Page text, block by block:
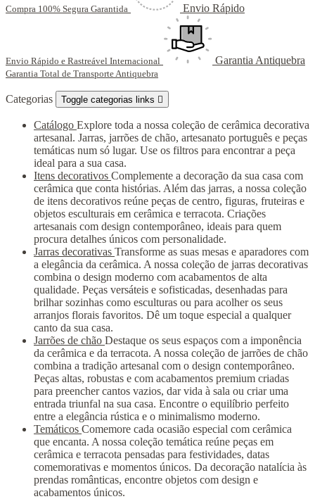
Compra 100% Segura Garantida Envio Rápido
Envio Rápido e Rastreável Internacional Garantia Antiquebra
Garantia Total de Transporte Antiquebra
Categorias Toggle categorias links 
Catálogo Explore toda a nossa coleção de cerâmica decorativa
artesanal. Jarras, jarrões de chão, artesanato português e peças
temáticas num só lugar. Use os filtros para encontrar a peça
ideal para a sua casa.
Itens decorativos Complemente a decoração da sua casa com
cerâmica que conta histórias. Além das jarras, a nossa coleção
de itens decorativos reúne peças de centro, figuras, fruteiras e
objetos esculturais em cerâmica e terracota. Criações
artesanais com design contemporâneo, ideais para quem
procura detalhes únicos com personalidade.
Jarras decorativas Transforme as suas mesas e aparadores com
a elegância da cerâmica. A nossa coleção de jarras decorativas
combina o design moderno com acabamentos de alta
qualidade. Peças versáteis e sofisticadas, desenhadas para
brilhar sozinhas como esculturas ou para acolher os seus
arranjos florais favoritos. Dê um toque especial a qualquer
canto da sua casa.
Jarrões de chão Destaque os seus espaços com a imponência
da cerâmica e da terracota. A nossa coleção de jarrões de chão
combina a tradição artesanal com o design contemporâneo.
Peças altas, robustas e com acabamentos premium criadas
para preencher cantos vazios, dar vida à sala ou criar uma
entrada triunfal na sua casa. Encontre o equilíbrio perfeito
entre a elegância rústica e o minimalismo moderno.
Temáticos Comemore cada ocasião especial com cerâmica
que encanta. A nossa coleção temática reúne peças em
cerâmica e terracota pensadas para festividades, datas
comemorativas e momentos únicos. Da decoração natalícia às
prendas românticas, encontre objetos com design e
acabamentos únicos.